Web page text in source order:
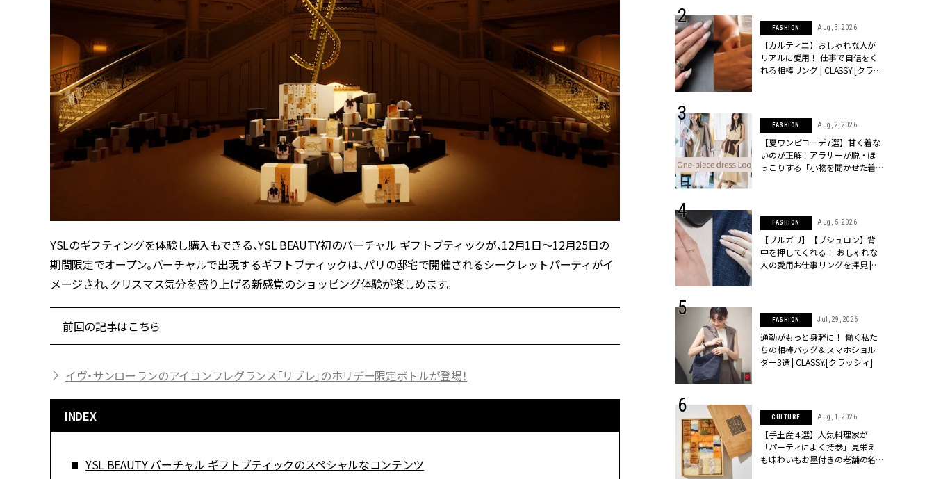
YSLのギフティングを体験し購入もできる、YSL BEAUTY初のバーチャル ギフトブティックが、12月1日〜12月25日の
期間限定でオープン。バーチャルで出現するギフトブティックは、パリの邸宅で開催されるシークレットパーティがイ
メージされ、クリスマス気分を盛り上げる新感覚のショッピング体験が楽しめます。
前回の記事はこちら
イヴ・サンローランのアイコンフレグランス「リブレ」のホリデー限定ボトルが登場！
INDEX
YSL BEAUTY バーチャル ギフトブティックのスペシャルなコンテンツ
Aug, 5, 2026
忙しい毎日に「うるおいター
ボ」を。新【SOFINA BASIC＋】
のお手入れでうるおってなめら
かな肌を目指す | CLASSY.[クラッ
シィ]
BEAUTY Aug, 7, 2026
冷房・紫外線etc...「夏の隠れ乾
燥」を防ぐ【ベタつかない名品
クリーム】3選＜30代のベストコ
スメ＞ | CLASSY.[クラッシィ]
BEAUTY Aug, 7, 2026
【UV下地】酷暑に頼れる！
2,000円台〜3,000円台の名品3選
｜30代美容ライターが正直レビ
ュー | CLASSY.[クラッシィ]
ラッシィ]
夏の深刻なくすみ・色ムラにア
神コスメ３選 | CLASSY.[クラッシ
ィ]
【結婚指輪】人気ブランドのリ
ング22選｜20〜30代カップルの
エピソードも | CLASSY.[クラッシ
ィ]
WEDDING Jun, 30, 2026
【一生ものジュエリー】1つでも
存在感が際立つ！ポメラートの
「トゥギャザー」シリーズに注
WEDDING Mar, 24, 2026
【トレンドの巻き方３選】結婚
式ゲスト服の鉄板“シンプル黒ワ
ンピ”は『スカーフ』で盛るのが
“キャトル”で人気急上昇【ブシ
FASHION Aug, 3, 2026
【カルティエ】おしゃれな人が
リアルに愛用！ 仕事で自信をく
れる相棒リング | CLASSY.[クラッ
FASHION Aug, 2, 2026
【夏ワンピコーデ7選】甘く着な
いのが正解！アラサーが脱・ほ
っこりする「小物を聞かせた着
FASHION Aug, 5, 2026
【ブルガリ】【ブシュロン】背
中を押してくれる！ おしゃれな
人の愛用お仕事リングを拝見 |
FASHION Jul, 29, 2026
通勤がもっと身軽に！ 働く私た
ちの相棒バッグ＆スマホショル
ダー3選 | CLASSY.[クラッシィ]
CULTURE Aug, 1, 2026
【手土産４選】人気料理家が
「パーティによく持参」見栄え
も味わいもお墨付きの老舗の名